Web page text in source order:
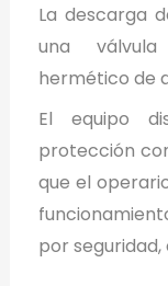
La descarga
una
hermético de
El equipo
protección
que el
por